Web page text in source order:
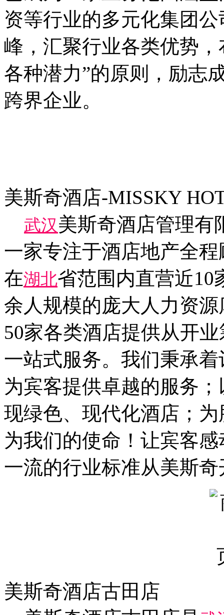
资等行业的多元化集团
峰，汇聚行业各类优势
各种潜力”的原则，励志
跨界企业。
美斯奇酒店-MISSKY
武汉美斯奇酒店管理有
一家专注于酒店地产全
在湖北省范围内直营近10
余人规模的庞大人力资
50家各类酒店提供从开
一站式服务。我们秉承
为宾客提供卓越的服务
现绿色、现代化酒店；
为我们的使命！让宾客
一流的行业标准从美斯奇
美斯奇酒店古田店